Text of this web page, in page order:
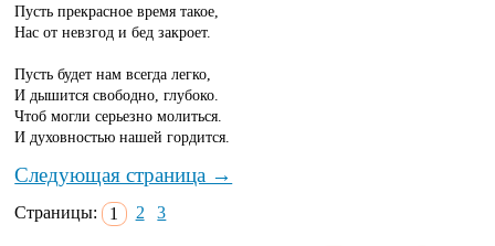
Пусть прекрасное время такое,
Нас от невзгод и бед закроет.
Пусть будет нам всегда легко,
И дышится свободно, глубоко.
Чтоб могли серьезно молиться.
И духовностью нашей гордится.
Следующая страница →
Страницы: 1 2 3